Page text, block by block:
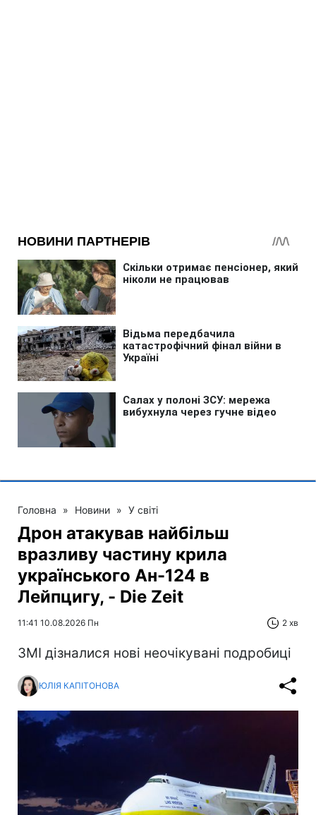
Головна » Новини » У світі
Дрон атакував найбільш
вразливу частину крила
українського Ан-124 в
Лейпцигу, - Die Zeit
11:41 10.08.2026 Пн 2 хв
ЗМІ дізналися нові неочікувані подробиці
ЮЛІЯ КАПІТОНОВА